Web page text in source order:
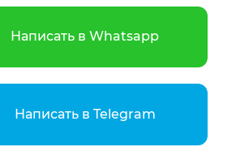
Написать в Whatsapp
Написать в Telegram